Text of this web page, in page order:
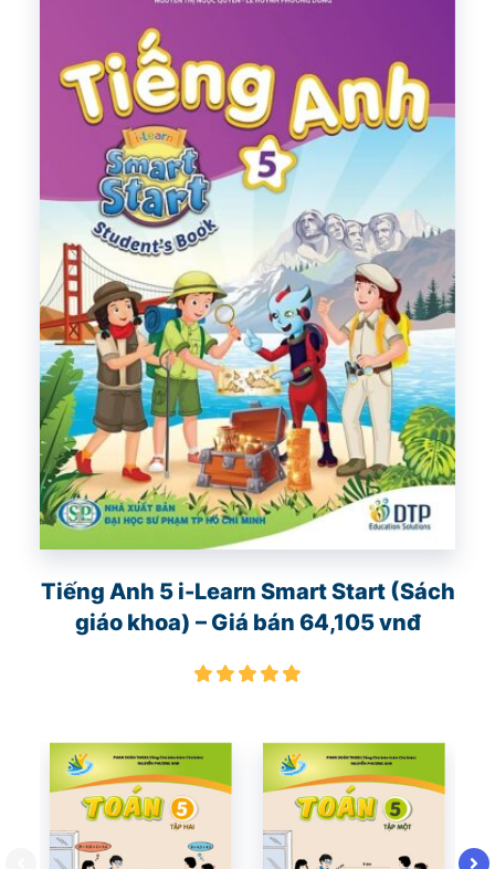
Tiếng Anh 5 i-Learn Smart Start (Sách
giáo khoa) – Giá bán 64,105 vnđ